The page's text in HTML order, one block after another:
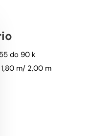
do 90 k
1,80 m/ 2,00 m